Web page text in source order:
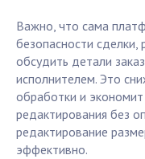
Важно, что сама
безопасности
обсудить детали
исполнителем. Это
обработки и
редактирования без
редактирование
эффективно.